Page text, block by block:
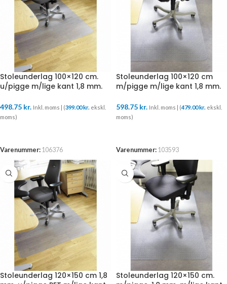
Stoleunderlag 100×120 cm.
u/pigge m/lige kant 1,8 mm.
498.75 kr. Inkl. moms | (399.00 kr. ekskl.
moms)
Varenummer: 106376
Stoleunderlag 100×120 cm
m/pigge m/lige kant 1,8 mm.
598.75 kr. Inkl. moms | (479.00 kr. ekskl.
moms)
Varenummer: 103593
Stoleunderlag 120×150 cm 1,8
Stoleunderlag 120×150 cm.